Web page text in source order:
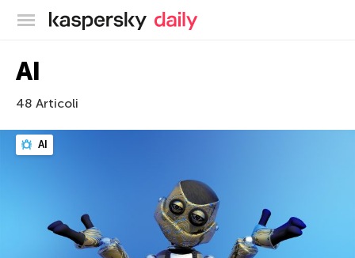
Blog ufficiale di Kaspersky
AI
48 Articoli
AI